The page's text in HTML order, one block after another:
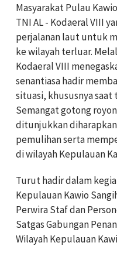
Masyarakat Pulau
TNI AL - Kodaeral VIII
perjalanan laut untuk
ke wilayah terluar.
Kodaeral VIII
senantiasa hadir
situasi, khususnya saat
Semangat gotong
ditunjukkan
pemulihan serta
di wilayah Kepulauan
Turut hadir dalam
Kepulauan Kawio
Perwira Staf dan
Satgas Gabungan
Wilayah Kepulauan